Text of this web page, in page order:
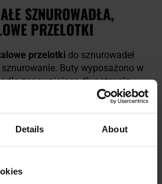
Details About
SZNUROWADŁA,
PRZELOTKI
przelotki do sznurowadeł
Buty wyposażono w
zapewniające długotrwałe